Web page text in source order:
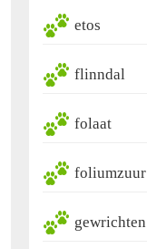
etos
flinndal
folaat
foliumzuur
gewrichten